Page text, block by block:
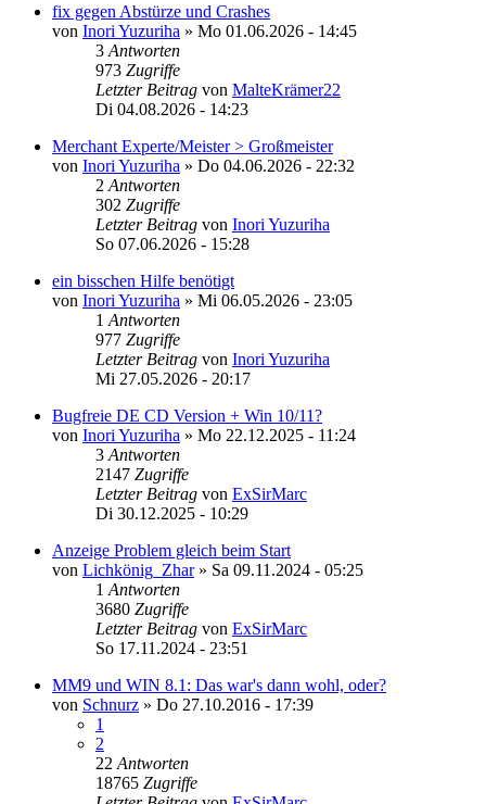
fix gegen Abstürze und Crashes
von Inori Yuzuriha » Mo 01.06.2026 - 14:45
3 Antworten
973 Zugriffe
Letzter Beitrag von MalteKrämer22
Di 04.08.2026 - 14:23
Merchant Experte/Meister > Großmeister
von Inori Yuzuriha » Do 04.06.2026 - 22:32
2 Antworten
302 Zugriffe
Letzter Beitrag von Inori Yuzuriha
So 07.06.2026 - 15:28
ein bisschen Hilfe benötigt
von Inori Yuzuriha » Mi 06.05.2026 - 23:05
1 Antworten
977 Zugriffe
Letzter Beitrag von Inori Yuzuriha
Mi 27.05.2026 - 20:17
Bugfreie DE CD Version + Win 10/11?
von Inori Yuzuriha » Mo 22.12.2025 - 11:24
3 Antworten
2147 Zugriffe
Letzter Beitrag von ExSirMarc
Di 30.12.2025 - 10:29
Anzeige Problem gleich beim Start
von Lichkönig_Zhar» Sa 09.11.2024 - 05:25
1 Antworten
3680 Zugriffe
Letzter Beitrag von ExSirMarc
So 17.11.2024 - 23:51
MM9 und WIN 8.1: Das war's dann wohl, oder?
von Schnurz » Do 27.10.2016 - 17:39
1
2
22 Antworten
18765 Zugriffe